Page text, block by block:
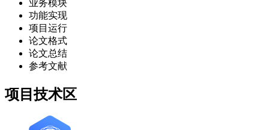
业务模块
功能实现
项目运行
论文格式
论文总结
参考文献
项目技术区